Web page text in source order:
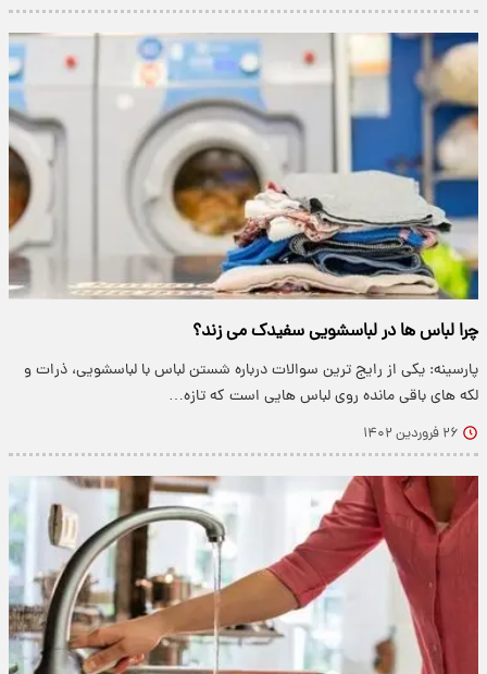
چرا لباس ها در لباسشویی سفیدک می زند؟
پارسینه: یکی از رایج ترین سوالات درباره شستن لباس با لباسشویی، ذرات و
لکه های باقی مانده روی لباس هایی است که تازه…
۲۶ فروردین ۱۴۰۲